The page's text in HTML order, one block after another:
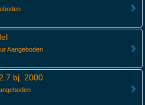
Aangeboden
bj. 2000